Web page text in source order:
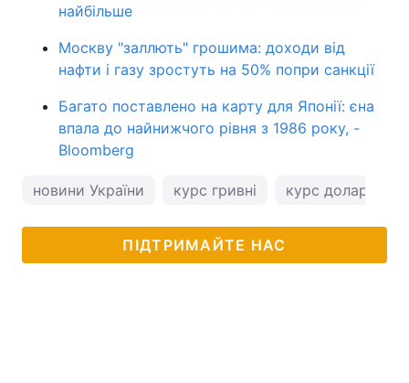
найбільше
Москву "заллють" грошима: доходи від
нафти і газу зростуть на 50% попри санкції
Багато поставлено на карту для Японії: єна
впала до найнижчого рівня з 1986 року, -
Bloomberg
новини України курс гривні курс долара
ПІДТРИМАЙТЕ НАС